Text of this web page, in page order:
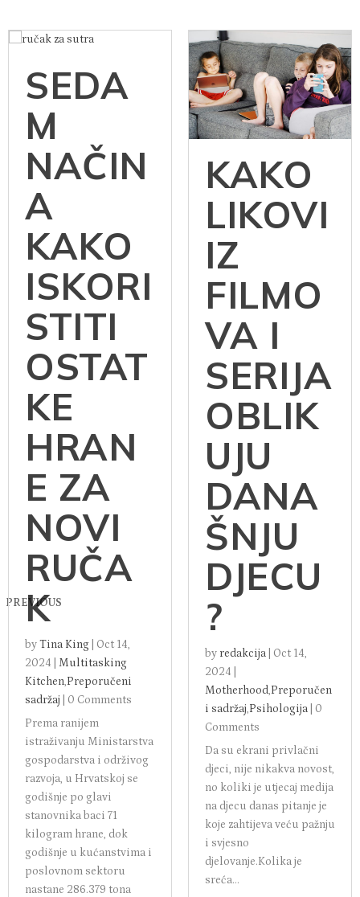
PREVIOUS
SEDA
M
NAČIN
A
KAKO
ISKORI
STITI
OSTAT
KE
HRAN
E ZA
NOVI
RUČA
K
byTina King
Oct 14,
2024
Multitasking
Kitchen,Preporučeni
sadržaj
0 Comments
Prema ranijem
istraživanju Ministarstva
gospodarstva i održivog
razvoja, u Hrvatskoj se
godišnje po glavi
stanovnika baci 71
kilogram hrane, dok
godišnje u kućanstvima i
poslovnom sektoru
nastane 286.379 tona
KAKO
LIKOVI
IZ
FILMO
VA I
SERIJA
OBLIK
UJU
DANA
ŠNJU
DJECU
?
by redakcija
Oct 14,
2024
Motherhood,Preporučen
i sadržaj,Psihologija
0
Comments
Da su ekrani privlačni
djeci, nije nikakva novost,
no koliki je utjecaj medija
na djecu danas pitanje je
koje zahtijeva veću pažnju
i svjesno
djelovanje.Kolika je
sreća...